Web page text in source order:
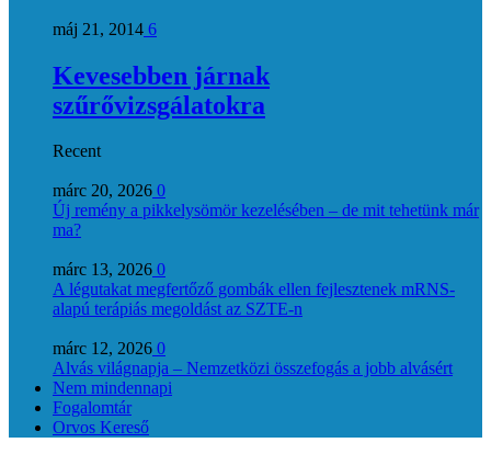
máj 21, 2014 6
Kevesebben járnak
szűrővizsgálatokra
Recent
márc 20, 2026 0
Új remény a pikkelysömör kezelésében – de mit tehetünk már
ma?
márc 13, 2026 0
A légutakat megfertőző gombák ellen fejlesztenek mRNS-
alapú terápiás megoldást az SZTE-n
márc 12, 2026 0
Alvás világnapja – Nemzetközi összefogás a jobb alvásért
Nem mindennapi
Fogalomtár
Orvos Kereső